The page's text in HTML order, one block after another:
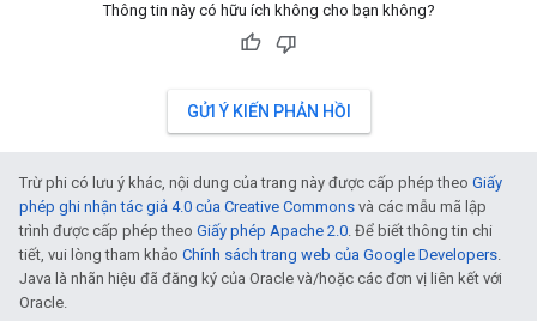
Thông tin này có hữu ích không cho bạn không?
GỬI Ý KIẾN PHẢN HỒI
Trừ phi có lưu ý khác, nội dung của trang này được cấp phép theo Giấy
phép ghi nhận tác giả 4.0 của Creative Commons và các mẫu mã lập
trình được cấp phép theo Giấy phép Apache 2.0. Để biết thông tin chi
tiết, vui lòng tham khảo Chính sách trang web của Google Developers.
Java là nhãn hiệu đã đăng ký của Oracle và/hoặc các đơn vị liên kết với
Oracle.